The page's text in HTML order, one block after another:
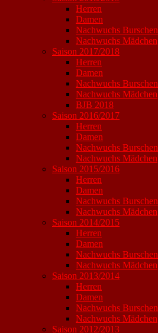
Herren
Damen
Nachwuchs Burschen
Nachwuchs Mädchen
Saison 2017/2018
Herren
Damen
Nachwuchs Burschen
Nachwuchs Mädchen
BJB 2018
Saison 2016/2017
Herren
Damen
Nachwuchs Burschen
Nachwuchs Mädchen
Saison 2015/2016
Herren
Damen
Nachwuchs Burschen
Nachwuchs Mädchen
Saison 2014/2015
Herren
Damen
Nachwuchs Burschen
Nachwuchs Mädchen
Saison 2013/2014
Herren
Damen
Nachwuchs Burschen
Nachwuchs Mädchen
Saison 2012/2013